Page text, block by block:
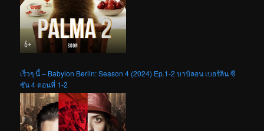
เร็วๆ นี้ – Babylon Berlin: Season 4 (2024) Ep.1-2 บาบิลอน เบอร์ลิน ซี
ซัน 4 ตอนที่ 1-2